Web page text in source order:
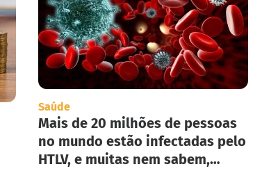
Saúde
Mais de 20 milhões de pessoas
no mundo estão infectadas pelo
HTLV, e muitas nem sabem,